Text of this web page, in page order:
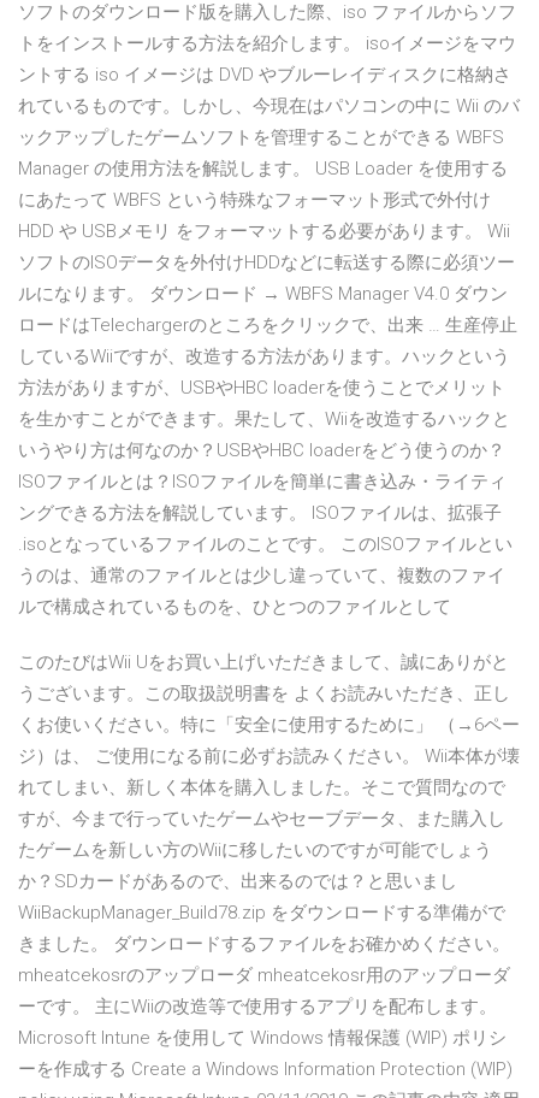
ソフトのダウンロード版を購入した際、iso ファイルからソフ
トをインストールする方法を紹介します。 isoイメージをマウ
ントする iso イメージは DVD やブルーレイディスクに格納さ
れているものです。しかし、今現在はパソコンの中に Wii のバ
ックアップしたゲームソフトを管理することができる WBFS
Manager の使用方法を解説します。 USB Loader を使用する
にあたって WBFS という特殊なフォーマット形式で外付け
HDD や USBメモリ をフォーマットする必要があります。 Wii
ソフトのISOデータを外付けHDDなどに転送する際に必須ツー
ルになります。 ダウンロード → WBFS Manager V4.0 ダウン
ロードはTelechargerのところをクリックで、出来 … 生産停止
しているWiiですが、改造する方法があります。ハックという
方法がありますが、USBやHBC loaderを使うことでメリット
を生かすことができます。果たして、Wiiを改造するハックと
いうやり方は何なのか？USBやHBC loaderをどう使うのか？
ISOファイルとは？ISOファイルを簡単に書き込み・ライティ
ングできる方法を解説しています。 ISOファイルは、拡張子
.isoとなっているファイルのことです。 このISOファイルとい
うのは、通常のファイルとは少し違っていて、複数のファイ
ルで構成されているものを、ひとつのファイルとして
このたびはWii Uをお買い上げいただきまして、誠にありがと
うございます。この取扱説明書を よくお読みいただき、正し
くお使いください。特に「安全に使用するために」 （→6ペー
ジ）は、 ご使用になる前に必ずお読みください。 Wii本体が壊
れてしまい、新しく本体を購入しました。そこで質問なので
すが、今まで行っていたゲームやセーブデータ、また購入し
たゲームを新しい方のWiiに移したいのですが可能でしょう
か？SDカードがあるので、出来るのでは？と思いまし
WiiBackupManager_Build78.zip をダウンロードする準備がで
きました。 ダウンロードするファイルをお確かめください。
mheatcekosrのアップローダ mheatcekosr用のアップローダ
ーです。 主にWiiの改造等で使用するアプリを配布します。
Microsoft Intune を使用して Windows 情報保護 (WIP) ポリシ
ーを作成する Create a Windows Information Protection (WIP)